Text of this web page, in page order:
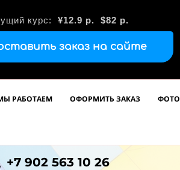
курс: ¥12.9 р. $82 р.
заказ на сайте
РАБОТАЕМ ОФОРМИТЬ ЗАКАЗ
+7 902 563 10 26